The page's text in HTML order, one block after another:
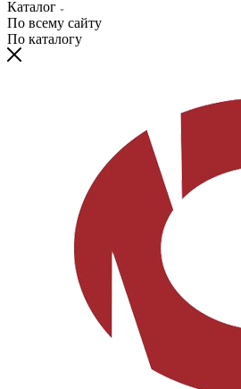
Каталог
По всему сайту
По каталогу